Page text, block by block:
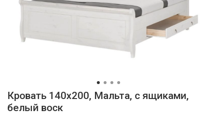
Кровать 140x200, Мальта, с ящиками,
белый воск